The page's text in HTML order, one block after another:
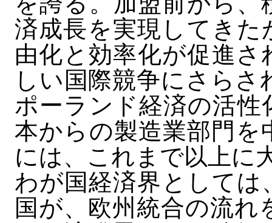
済成長を実現してきた
由化と効率化が促進
しい国際競争にさら
ポーランド経済の活性
本からの製造業部門を
には、これまで以上に
わが国経済界としては
国が、欧州統合の流